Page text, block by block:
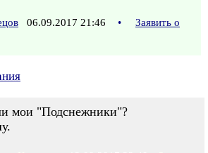
06.09.2017 21:46 •
Заявить о
мои "Подснежники"?